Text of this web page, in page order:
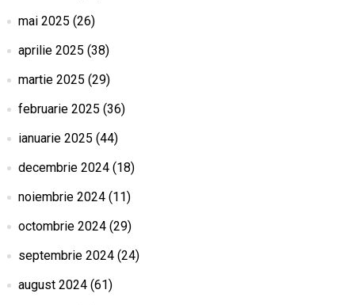
mai 2025 (26)
aprilie 2025 (38)
martie 2025 (29)
februarie 2025 (36)
ianuarie 2025 (44)
decembrie 2024(18)
noiembrie 2024(11)
octombrie 2024(29)
septembrie 2024(24)
august 2024(61)